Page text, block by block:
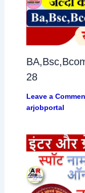
28
Leave a
arjobportal